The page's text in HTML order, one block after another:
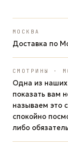
МОСКВА
Доставка по
СМОТРИНЫ ·
Одна из наших
показать вам
называем это
спокойно
либо